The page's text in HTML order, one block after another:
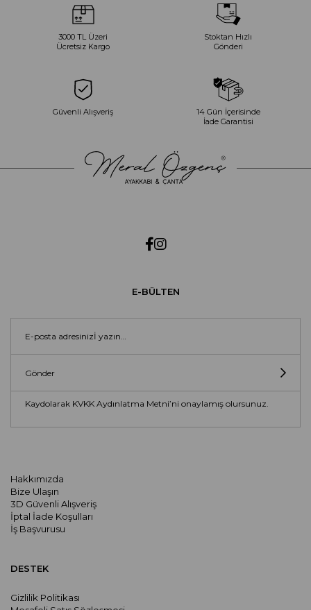
3000 TL Üzeri
Ücretsiz Kargo
Stoktan Hızlı
Gönderi
Güvenli Alışveriş
14 Gün İçerisinde
İade Garantisi
Hakkımızda
Bize Ulaşın
3D Güvenli Alışveriş
İptal İade Koşulları
İş Başvurusu
E-BÜLTEN
Gönder
Kaydolarak KVKK Aydınlatma Metni’ni onaylamış olursunuz.
DESTEK
Gizlilik Politikası